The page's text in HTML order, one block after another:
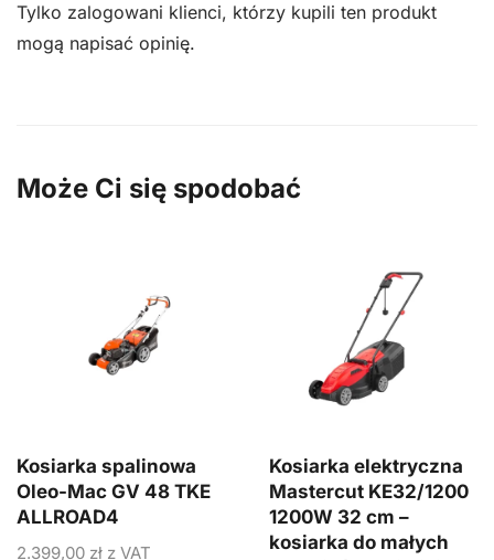
Tylko zalogowani klienci, którzy kupili ten produkt
mogą napisać opinię.
Może Ci się spodobać
Kosiarka spalinowa
Oleo-Mac GV 48 TKE
ALLROAD4
2.399,00 zł z VAT
Kosiarka elektryczna
Mastercut KE32/1200
1200W 32 cm –
kosiarka do małych